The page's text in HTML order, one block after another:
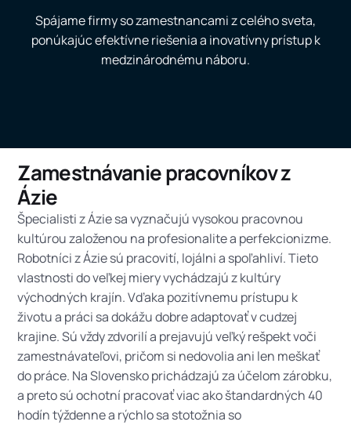
Spájame firmy so zamestnancami z celého sveta,
ponúkajúc efektívne riešenia a inovatívny prístup k
medzinárodnému náboru.
Zamestnávanie pracovníkov z
Ázie
Špecialisti z Ázie sa vyznačujú vysokou pracovnou
kultúrou založenou na profesionalite a perfekcionizme.
Robotníci z Ázie sú pracovití, lojálni a spoľahliví. Tieto
vlastnosti do veľkej miery vychádzajú z kultúry
východných krajín. Vďaka pozitívnemu prístupu k
životu a práci sa dokážu dobre adaptovať v cudzej
krajine. Sú vždy zdvorilí a prejavujú veľký rešpekt voči
zamestnávateľovi, pričom si nedovolia ani len meškať
do práce. Na Slovensko prichádzajú za účelom zárobku,
a preto sú ochotní pracovať viac ako štandardných 40
hodín týždenne a rýchlo sa stotožnia so
POZRIEŤ